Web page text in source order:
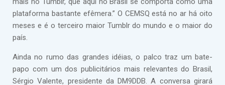
plataforma bastante efêmera.” O CEMSQ está no ar há oito
meses e é o terceiro maior Tumblr do mundo e o maior do
país.
Ainda no rumo das grandes idéias, o palco traz um bate-
papo com um dos publicitários mais relevantes do Brasil,
Sérgio Valente, presidente da DM9DDB. A conversa girará